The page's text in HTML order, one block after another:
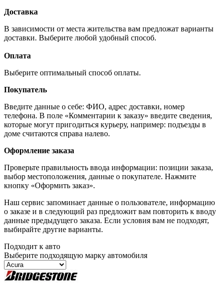
Доставка
В зависимости от места жительства вам предложат варианты
доставки. Выберите любой удобный способ.
Оплата
Выберите оптимальный способ оплаты.
Покупатель
Введите данные о себе: ФИО, адрес доставки, номер
телефона. В поле «Комментарии к заказу» введите сведения,
которые могут пригодиться курьеру, например: подъезды в
доме считаются справа налево.
Оформление заказа
Проверьте правильность ввода информации: позиции заказа,
выбор местоположения, данные о покупателе. Нажмите
кнопку «Оформить заказ».
Наш сервис запоминает данные о пользователе, информацию
о заказе и в следующий раз предложит вам повторить к вводу
данные предыдущего заказа. Если условия вам не подходят,
выбирайте другие варианты.
Подходит к авто
Выберите подходящую марку автомобиля